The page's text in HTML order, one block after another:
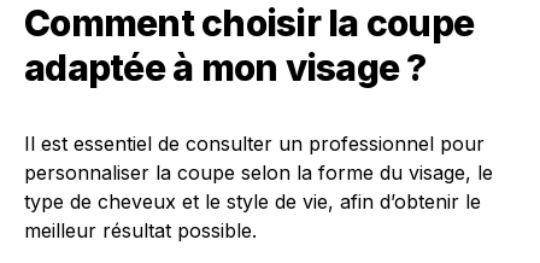
Comment choisir la coupe
adaptée à mon visage ?
Il est essentiel de consulter un professionnel pour
personnaliser la coupe selon la forme du visage, le
type de cheveux et le style de vie, afin d’obtenir le
meilleur résultat possible.